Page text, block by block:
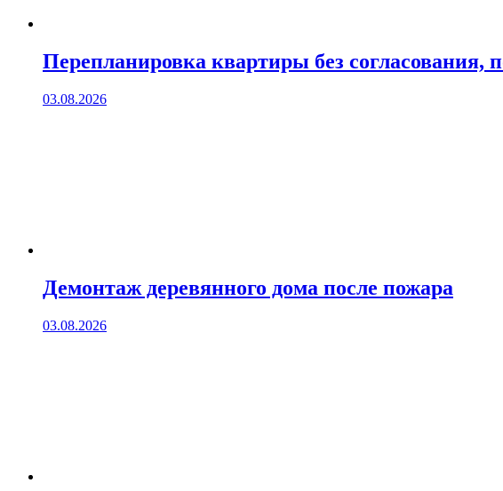
Перепланировка квартиры без согласования,
03.08.2026
Демонтаж деревянного дома после пожара
03.08.2026